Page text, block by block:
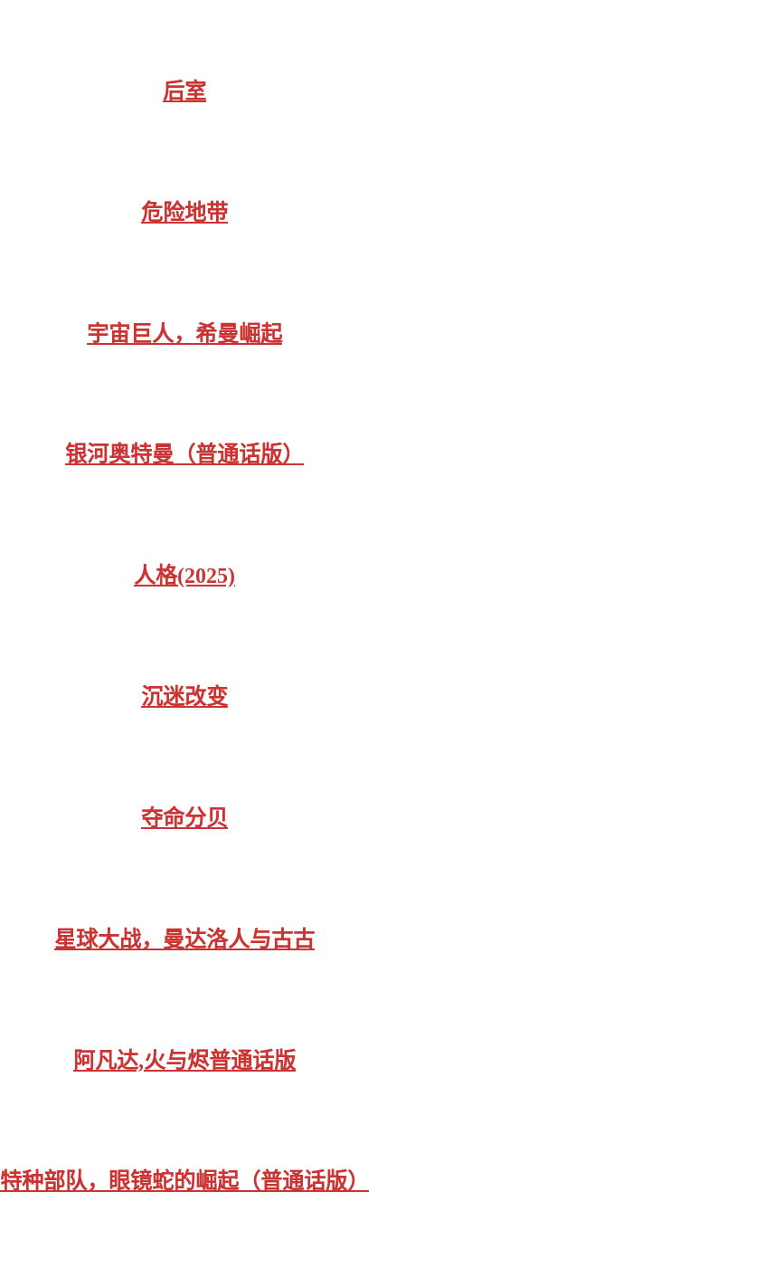
后室
危险地带
宇宙巨人，希曼崛起
银河奥特曼（普通话版）
人格(2025)
沉迷改变
夺命分贝
星球大战，曼达洛人与古古
阿凡达,火与烬普通话版
特种部队，眼镜蛇的崛起（普通话版）